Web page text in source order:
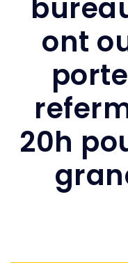
ont
20h